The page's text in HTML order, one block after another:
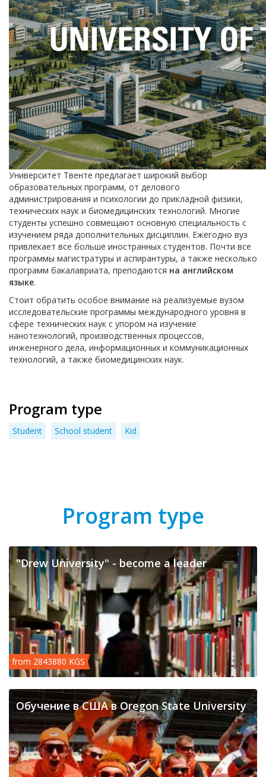
Университет Твенте предлагает широкий выбор
образовательных программ, от делового
администрирования и психологии до прикладной физики,
технических наук и биомедицинских технологий. Многие
студенты успешно совмещают основную специальность с
изучением ряда дополнительных дисциплин. Ежегодно вуз
привлекает все больше иностранных студентов. Почти все
программы магистратуры и аспирантуры, а также несколько
программ бакалавриата, преподаются на английском
языке.
Стоит обратить особое внимание на реализуемые вузом
исследовательские программы международного уровня в
сфере технических наук с упором на изучение
нанотехнологий, производственных процессов,
инженерного дела, информационных и коммуникационных
технологий, а также биомедицинских наук.
Program type
Student School student Kid
Program type
"Drew University" - become a leader
from 2843880 KGS
Обучение в США в Oregon State University